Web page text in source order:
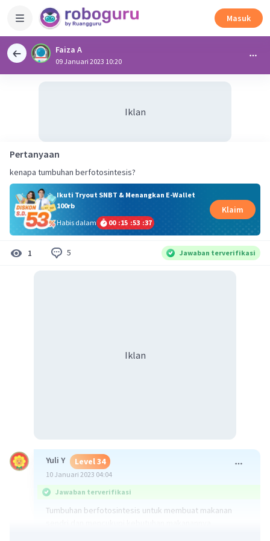
Masuk
Faiza A
09 Januari 2023 10:20
Iklan
Pertanyaan
kenapa tumbuhan berfotosintesis?
Ikuti Tryout SNBT & Menangkan E-Wallet
100rb
Habis dalam
00 :15 :53 :37
Klaim
1 5 Jawaban terverifikasi
Iklan
Yuli Y Level 34
10 Januari 2023 04:04
Jawaban terverifikasi
Tumbuhan berfotosintesis untuk membuat makanan